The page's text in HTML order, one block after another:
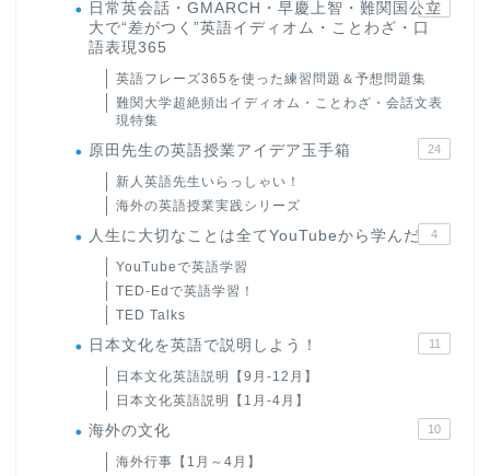
日常英会話・GMARCH・早慶上智・難関国公立
大で“差がつく”英語イディオム・ことわざ・口
語表現365
22
英語フレーズ365を使った練習問題＆予想問題集
難関大学超絶頻出イディオム・ことわざ・会話文表
現特集
原田先生の英語授業アイデア玉手箱 24
新人英語先生いらっしゃい！
海外の英語授業実践シリーズ
人生に大切なことは全てYouTubeから学んだ 4
YouTubeで英語学習
TED-Edで英語学習！
TED Talks
日本文化を英語で説明しよう！ 11
日本文化英語説明【9月-12月】
日本文化英語説明【1月-4月】
海外の文化 10
海外行事【1月～4月】